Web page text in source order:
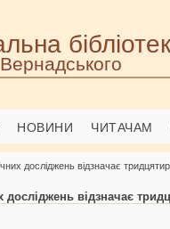
НОВИНИ ЧИТАЧАМ
досліджень відзначає
досліджень відзначає